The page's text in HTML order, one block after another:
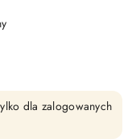
dla zalogowanych